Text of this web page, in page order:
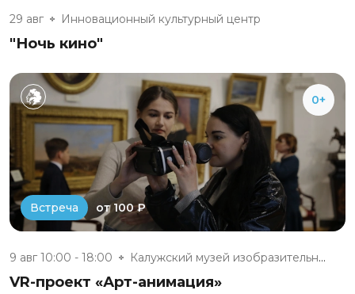
29 авг Инновационный культурный центр
"Ночь кино"
0+
Встреча от 100 ₽
9 авг 10:00 - 18:00 Калужский музей изобразительны...
VR-проект «Арт-анимация»